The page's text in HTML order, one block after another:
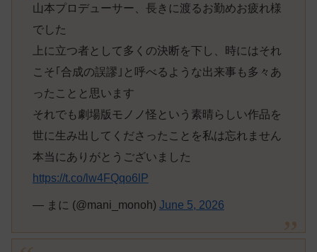
山本プロデューサー、長きに渡るお勤めお疲れ様
でした
上に立つ者として多くの決断を下し、時にはそれ
こそ｢合成の誤謬｣と呼べるような出来事も多々あ
ったことと思います
それでも劇場版モノノ怪という素晴らしい作品を
世に生み出してくださったことを私は忘れません
本当にありがとうございました
https://t.co/lw4FQqo6lP
— まに (@mani_monoh) June 5, 2026